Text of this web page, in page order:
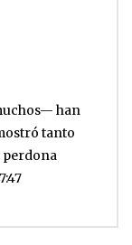
han
tanto
perdona